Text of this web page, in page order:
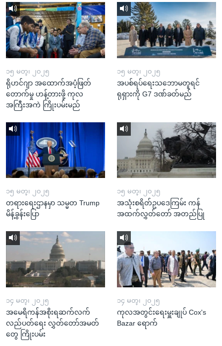
၁၅ မတ္၊ ၂၀၂၅
ရိုဟင်ဂျာ အထောက်အပံ့ဖြတ်
တောက်မှု ဟန့်တားဖို့ ကုလ
အကြီးအကဲ ကြိုးပမ်းမည်
၁၅ မတ္၊ ၂၀၂၅
အပစ်ရပ်ရေးသဘောမတူရင်
ရုရှားကို G7 ဒဏ်ခတ်မည်
၁၅ မတ္၊ ၂၀၂၅
တရားရေးဌာနမှာ သမ္မတ Trump
မိန့်ခွန်းပြော
၁၅ မတ္၊ ၂၀၂၅
အသုံးစရိတ်ဥပဒေကြမ်း ကန်
အထက်လွှတ်တော် အတည်ပြု
၁၄ မတ္၊ ၂၀၂၅
အမေရိကန်အစိုးရဆက်လက်
လည်ပတ်ရေး လွှတ်တော်အမတ်
တွေ ကြိုးပမ်း
၁၄ မတ္၊ ၂၀၂၅
ကုလအတွင်းရေးမှူးချုပ် Cox's
Bazar ရောက်